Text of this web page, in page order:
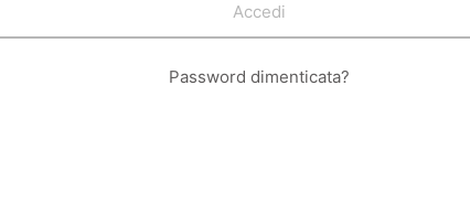
Accedi
Password dimenticata?